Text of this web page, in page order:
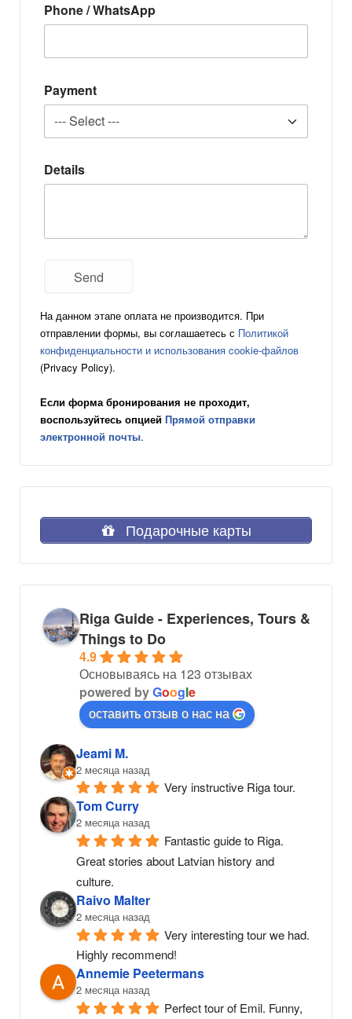
Phone / WhatsApp
Payment
Details
На данном этапе оплата не производится. При
отправлении формы, вы соглашаетесь с Политикой
конфиденциальности и использования cookie-файлов
(Privacy Policy).
Если форма бронирования не проходит,
воспользуйтесь опцией Прямой отправки
электронной почты.
Подарочные карты
Riga Guide - Experiences, Tours &
Things to Do
4.9
Основываясь на 123 отзывах
powered byGoogle
оставить отзыв о нас на
Jeami M.
2 месяца назад
Very instructive Riga tour.
Tom Curry
2 месяца назад
Fantastic guide to Riga.
Great stories about Latvian history and
culture.
Raivo Malter
2 месяца назад
Very interesting tour we had.
Highly recommend!
Annemie Peetermans
2 месяца назад
Perfect tour of Emil. Funny,